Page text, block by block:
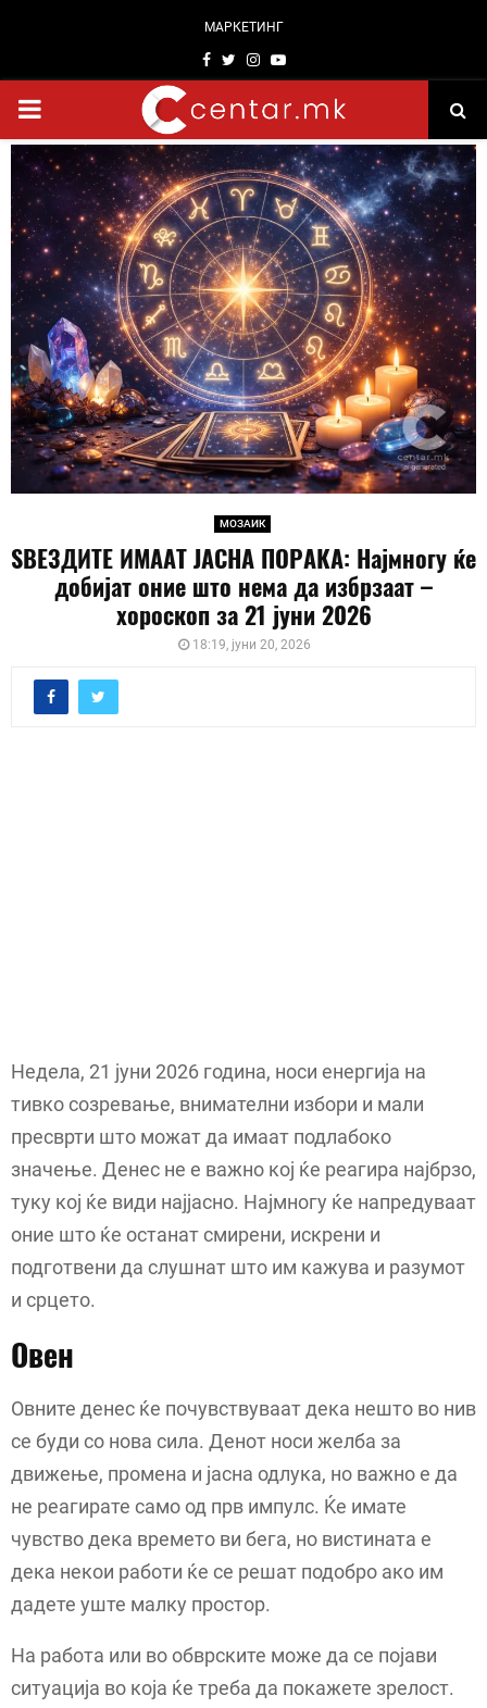
МАРКЕТИНГ
Facebook
TwitterInstagram
Youtube
PRIMARY
MENU
МОЗАИК
ЅВЕЗДИТЕ ИМААТ ЈАСНА ПОРАКА: Најмногу ќе
добијат оние што нема да избрзаат –
хороскоп за 21 јуни 2026
18:19, јуни 20, 2026
Недела, 21 јуни 2026 година, носи енергија на
тивко созревање, внимателни избори и мали
пресврти што можат да имаат подлабоко
значење. Денес не е важно кој ќе реагира најбрзо,
туку кој ќе види најјасно. Најмногу ќе напредуваат
оние што ќе останат смирени, искрени и
подготвени да слушнат што им кажува и разумот
и срцето.
Овен
Овните денес ќе почувствуваат дека нешто во нив
се буди со нова сила. Денот носи желба за
движење, промена и јасна одлука, но важно е да
не реагирате само од прв импулс. Ќе имате
чувство дека времето ви бега, но вистината е
дека некои работи ќе се решат подобро ако им
дадете уште малку простор.
На работа или во обврските може да се појави
ситуација во која ќе треба да покажете зрелост.